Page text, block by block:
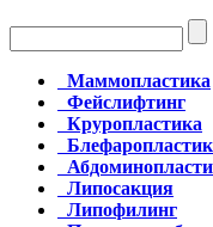
Маммопластика
Фейслифтинг
Круропластика
Липосакция
Липофилинг